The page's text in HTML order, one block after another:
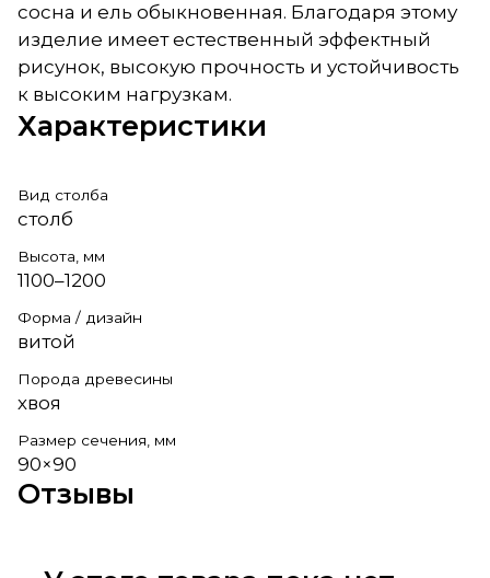
сосна и ель обыкновенная. Благодаря этому
изделие имеет естественный эффектный
рисунок, высокую прочность и устойчивость
к высоким нагрузкам.
Характеристики
Вид столба
столб
Высота, мм
1100–1200
Форма / дизайн
витой
Порода древесины
хвоя
Размер сечения, мм
90×90
Отзывы